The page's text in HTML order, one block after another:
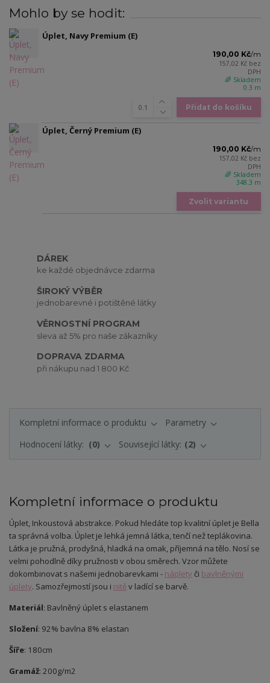
Mohlo by se hodit:
Úplet, Navy Premium (E)
190,00 Kč/m
157,02 Kč bez
DPH
🌈 Skladem
0.3 m
Přidat do košíku
Úplet, Černý Premium (E)
190,00 Kč/m
157,02 Kč bez
DPH
🌈 Skladem
348.3 m
Zvolit variantu
DÁREK
ke každé objednávce zdarma
ŠIROKÝ VÝBĚR
jednobarevné i potištěné látky
VĚRNOSTNÍ PROGRAM
sleva až 5% pro naše zákazníky
DOPRAVA ZDARMA
při nákupu nad 1 800 Kč
Kompletní informace o produktu
Parametry
Hodnocení látky:
0 Související látky: 2
Kompletní informace o produktu
Úplet, Inkoustová abstrakce. Pokud hledáte top kvalitní úplet je Bella
ta správná volba. Úplet je lehká jemná látka, tenčí než teplákovina.
Látka je pružná, prodyšná, hladká na omak, příjemná na tělo. Nosí se
velmi pohodlně díky pružnosti v obou směrech. Vzor můžete
dokombinovat s našemi jednobarevkami - náplety či bavlněnými
úplety. Samozřejmostí jsou i nitěv ladící se barvě.
Materiál: Bavlněný úplet s elastanem
Složení: 92% bavlna 8% elastan
Šíře: 180cm
Gramáž: 200g/m2